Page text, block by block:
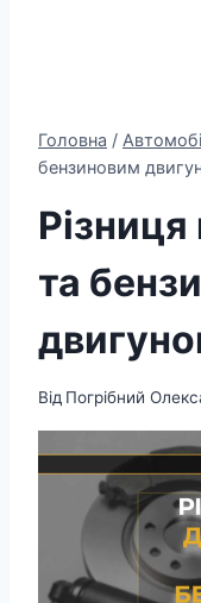
Головна /
бензиновим
та
Від Погрібний